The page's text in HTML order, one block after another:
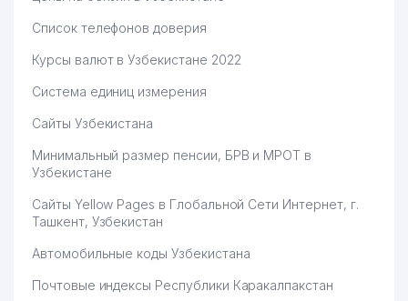
Список телефонов доверия
Курсы валют в Узбекистане 2022
Система единиц измерения
Сайты Узбекистана
Минимальный размер пенсии, БРВ и МРОТ в
Узбекистане
Сайты Yellow Pages в Глобальной Сети Интернет, г.
Ташкент, Узбекистан
Автомобильные коды Узбекистана
Почтовые индексы Республики Каракалпакстан